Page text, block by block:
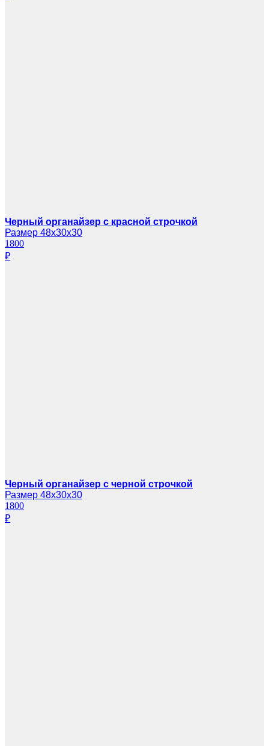
Черный органайзер с красной строчкой
Размер 48х30х30
1800
₽
Черный органайзер с черной строчкой
Размер 48х30х30
1800
₽